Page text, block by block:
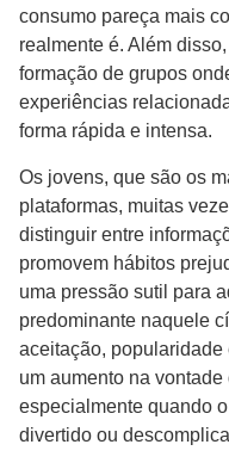
consumo pareça mais
realmente é. Além
formação de grupos
experiências
forma rápida e intensa.
Os jovens, que são os
plataformas, muitas
distinguir entre
promovem hábitos
uma pressão sutil para
predominante naquele
aceitação, popularidade
um aumento na
especialmente quando
divertido ou